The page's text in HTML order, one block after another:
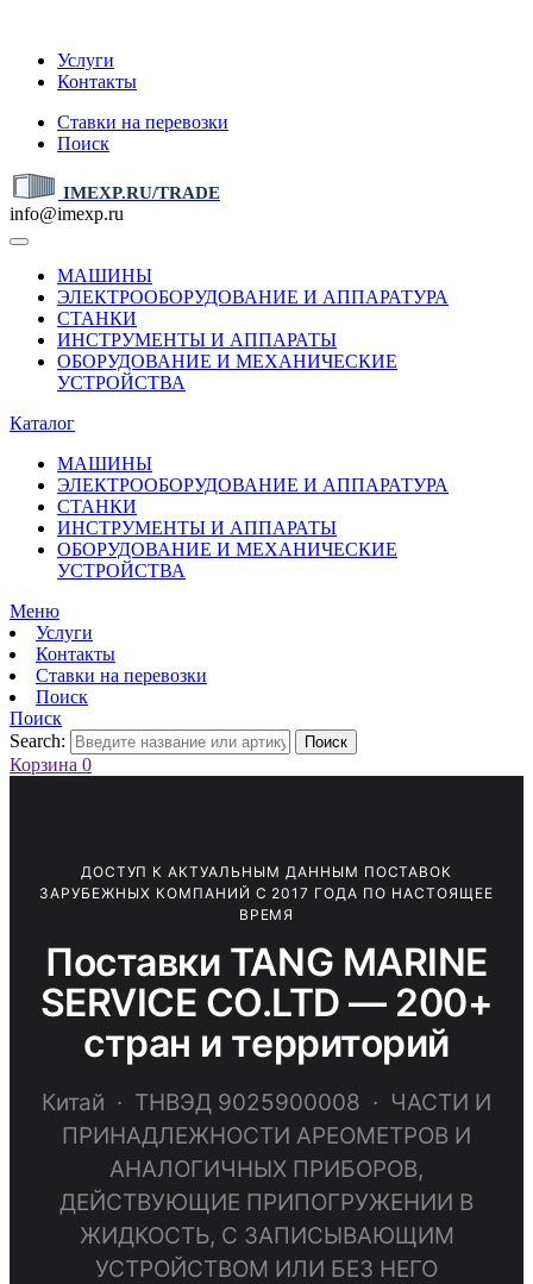
Услуги
Контакты
Ставки на перевозки
Поиск
IMEXP.RU/TRADE
info@imexp.ru
МАШИНЫ
ЭЛЕКТРООБОРУДОВАНИЕ И АППАРАТУРА
СТАНКИ
ИНСТРУМЕНТЫ И АППАРАТЫ
ОБОРУДОВАНИЕ И МЕХАНИЧЕСКИЕ
УСТРОЙСТВА
Каталог
МАШИНЫ
ЭЛЕКТРООБОРУДОВАНИЕ И АППАРАТУРА
СТАНКИ
ИНСТРУМЕНТЫ И АППАРАТЫ
ОБОРУДОВАНИЕ И МЕХАНИЧЕСКИЕ
УСТРОЙСТВА
Меню
Услуги
Контакты
Ставки на перевозки
Поиск
Поиск
Search:
Поиск
Корзина 0
ДОСТУП К АКТУАЛЬНЫМ ДАННЫМ ПОСТАВОК
ЗАРУБЕЖНЫХ КОМПАНИЙ С 2017 ГОДА ПО НАСТОЯЩЕЕ
ВРЕМЯ
Поставки TANG MARINE
SERVICE CO.LTD — 200+
стран и территорий
Китай · ТНВЭД 9025900008 · ЧАСТИ И
ПРИНАДЛЕЖНОСТИ АРЕОМЕТРОВ И
АНАЛОГИЧНЫХ ПРИБОРОВ,
ДЕЙСТВУЮЩИЕ ПРИПОГРУЖЕНИИ В
ЖИДКОСТЬ, С ЗАПИСЫВАЮЩИМ
УСТРОЙСТВОМ ИЛИ БЕЗ НЕГО